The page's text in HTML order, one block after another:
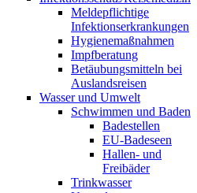
Meldepflichtige
Infektionserkrankungen
Hygienemaßnahmen
Impfberatung
Betäubungsmitteln bei
Auslandsreisen
Wasser und Umwelt
Schwimmen und Baden
Badestellen
EU-Badeseen
Hallen- und
Freibäder
Trinkwasser